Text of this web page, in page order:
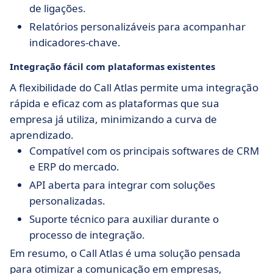
de ligações.
Relatórios personalizáveis para acompanhar
indicadores-chave.
Integração fácil com plataformas existentes
A flexibilidade do Call Atlas permite uma integração
rápida e eficaz com as plataformas que sua
empresa já utiliza, minimizando a curva de
aprendizado.
Compatível com os principais softwares de CRM
e ERP do mercado.
API aberta para integrar com soluções
personalizadas.
Suporte técnico para auxiliar durante o
processo de integração.
Em resumo, o Call Atlas é uma solução pensada
para otimizar a comunicação em empresas,